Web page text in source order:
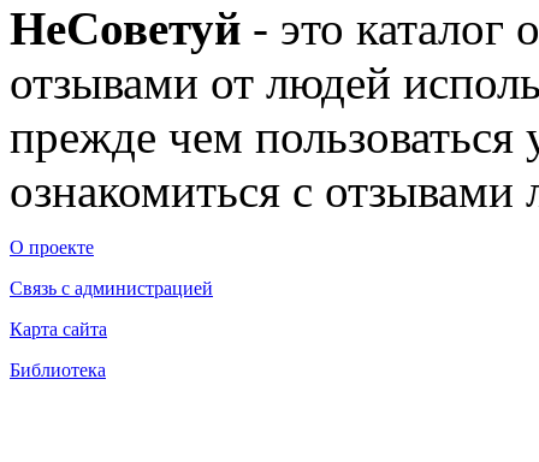
НеСоветуй - это каталог
отзывами от людей
прежде чем
ознакомиться с отзывами
О проекте
Связь с администрацией
Карта сайта
Библиотека